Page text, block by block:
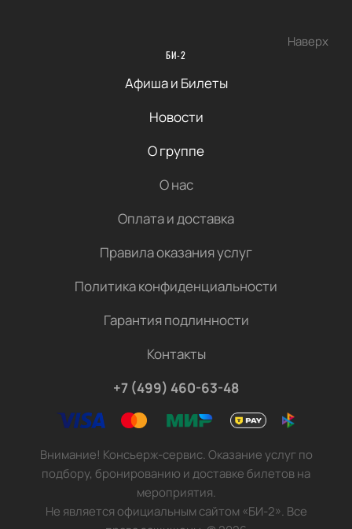
Наверх
БИ-2
Афиша и Билеты
Новости
О группе
О нас
Оплата и доставка
Правила оказания услуг
Политика конфиденциальности
Гарантия подлинности
Контакты
+7 (499) 460-63-48
Внимание! Консьерж-сервис. Оказание услуг по
подбору, бронированию и доставке билетов на
мероприятия.
Не является официальным сайтом «БИ-2». Все